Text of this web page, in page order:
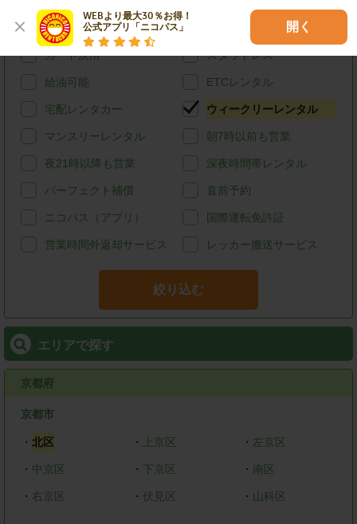
WEBより最大30％お得！
公式アプリ「ニコパス」
開く
ハイブリッド
カード決済 スタッドレス
給油可能 ETCレンタル
宅配レンタカー ウィークリーレンタル
マンスリーレンタル 朝7時以前も営業
夜21時以降も営業 深夜時間帯レンタル
パーフェクト補償 直前予約
ニコパス（アプリ） 国際運転免許証
営業時間外返却サービス レッカー搬送サービス
絞り込む
エリアで探す
京都府
京都市
・ 北区 ・ 上京区 ・ 左京区
・ 中京区 ・ 下京区 ・ 南区
・ 右京区 ・ 伏見区 ・ 山科区